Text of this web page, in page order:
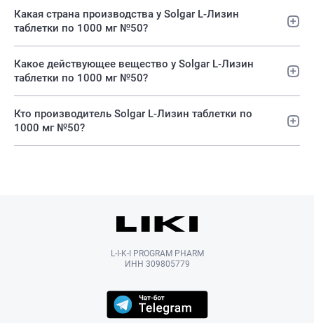
Какая страна производства у Solgar L-Лизин
таблетки по 1000 мг №50?
Какое действующее вещество у Solgar L-Лизин
таблетки по 1000 мг №50?
Кто производитель Solgar L-Лизин таблетки по
1000 мг №50?
L-I-K-I PROGRAM PHARM
ИНН 309805779